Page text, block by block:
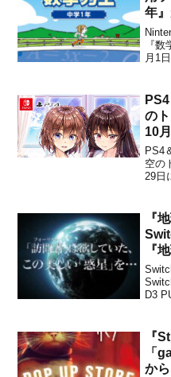
年
『
月1
ソフ
が、
の
10
PS4
空の
29日
プ
込)
『
『
OF
発
D3
『
「
か